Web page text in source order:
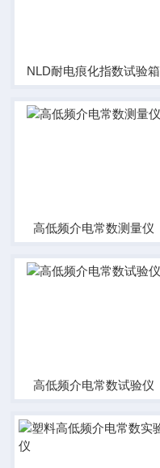
NLD耐电痕化指数试验箱
高低频介电常数测量仪
高低频介电常数试验仪